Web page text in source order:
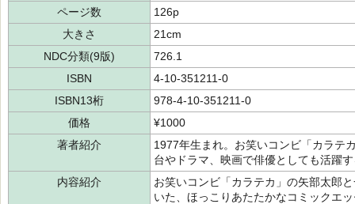
ページ数
126p
大きさ
21cm
NDC分類(9版)
726.1
ISBN
4-10-351211-0
ISBN13桁
978-4-10-351211-0
価格
¥1000
著者紹介
1977年生まれ。お笑いコンビ「カラテ
台やドラマ、映画で俳優としても活躍
内容紹介
お笑いコンビ「カラテカ」の矢部太郎
いた、ほっこりあたたかなコミックエ